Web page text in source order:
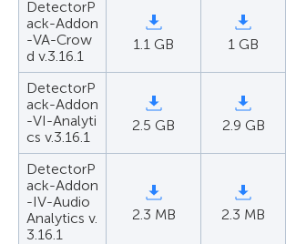
DetectorP
ack-Addon
-VA-Crow
d v.3.16.1
1.1 GB 1 GB
DetectorP
ack-Addon
-VI-Analyti
cs v.3.16.1
2.5 GB 2.9 GB
DetectorP
ack-Addon
-IV-Audio
Analytics v.
3.16.1
2.3 MB 2.3 MB